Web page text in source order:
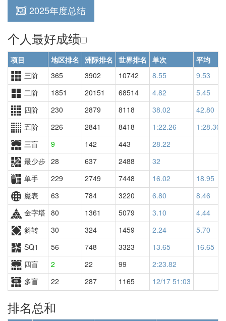
2025年度总结
个人最好成绩
项目 地区排名 洲际排名 世界排名 单次
平均
三阶
365 3902 10742 8.55
9.53
二阶
1851 20151 68514 4.82
5.45
四阶
230 2879 8118 38.02
42.80
五阶
226 2841 8418 1:22.26
1:28.30
三盲
9 142 443
28.22
最少步 28 637 2488
32
单手
229 2749 7448 16.02
18.95
魔表
63 784 3220 6.80
8.46
金字塔 80 1361 5079 3.10
4.44
斜转
30 324 1459 2.24
5.70
SQ1
56 748 3323 13.65
16.65
四盲
2 22 99
2:23.82
多盲
22 287 1165 12/17 51:03
排名总和